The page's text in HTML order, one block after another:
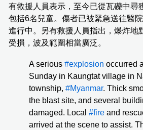
有救援人員表示，至今已從瓦礫中尋
包括6名兒童。傷者已被緊急送往醫
進行中。另有救援人員指出，爆炸地
受損，波及範圍相當廣泛。
A serious #explosion occurred
Sunday in Kaungtat village in
township, #Myanmar. Thick
the blast site, and several
damaged. Local #fire and
arrived at the scene to assist.